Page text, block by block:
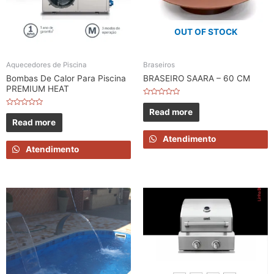
Aquecedores de Piscina
Bombas De Calor Para Piscina
PREMIUM HEAT
Rated
out
of
5
Read more
Atendimento
OUT OF STOCK
Braseiros
BRASEIRO SAARA – 60 CM
Rated
out
of
5
Read more
Atendimento